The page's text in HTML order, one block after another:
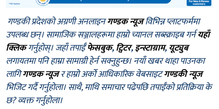
गण्डकी प्रदेशको अग्रणी अनलाइनगण्डक न्यूजविभिन्न प्लाटफर्ममा
उपलब्ध छन्। सामाजिक सञ्जालहरूमा हाम्रो च्यानल सब्स्क्राइब गर्नयहाँ
क्लिकगर्नुहोस्। जहाँ तपाईँफेसबुक,ट्विटर,इन्स्टाग्राम, यूट्युब
लगायतमा पनि हाम्रा सामाग्री हेर्न सक्नुहुन्छ। नयाँ खबर थाहा पाउनका
लागिगण्डक न्यूजर हाम्रो अर्को आधिकारिक वेबसाइटगण्डकी न्यूज
भिजिट गर्दै गर्नुहोला। साथै, माथि समाचार पढेपछि तपाईँको प्रतिक्रिया के
छ? व्यक्त गर्नुहोला।